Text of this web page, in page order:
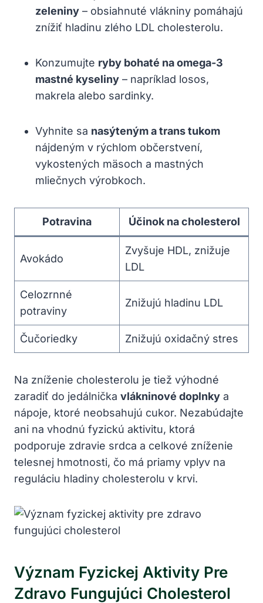
zeleniny – obsiahnuté vlákniny pomáhajú
znížiť hladinu zlého LDL cholesterolu.
Konzumujte ryby bohaté na omega-3
mastné kyseliny – napríklad losos,
makrela alebo sardinky.
Vyhnite sa nasýteným a trans tukom
nájdeným v rýchlom občerstvení,
vykostených mäsoch a mastných
mliečnych výrobkoch.
Potravina Účinok na cholesterol
Avokádo
Zvyšuje HDL, znižuje
LDL
Celozrnné
potraviny
Znižujú hladinu LDL
Čučoriedky Znižujú oxidačný stres
Na zníženie cholesterolu je tiež výhodné
zaradiť do jedálnička vlákninové doplnky a
nápoje, ktoré neobsahujú cukor. Nezabúdajte
ani na vhodnú fyzickú aktivitu, ktorá
podporuje zdravie srdca a celkové zníženie
telesnej hmotnosti, čo má priamy vplyv na
reguláciu hladiny cholesterolu v krvi.
Význam Fyzickej Aktivity Pre
Zdravo Fungujúci Cholesterol